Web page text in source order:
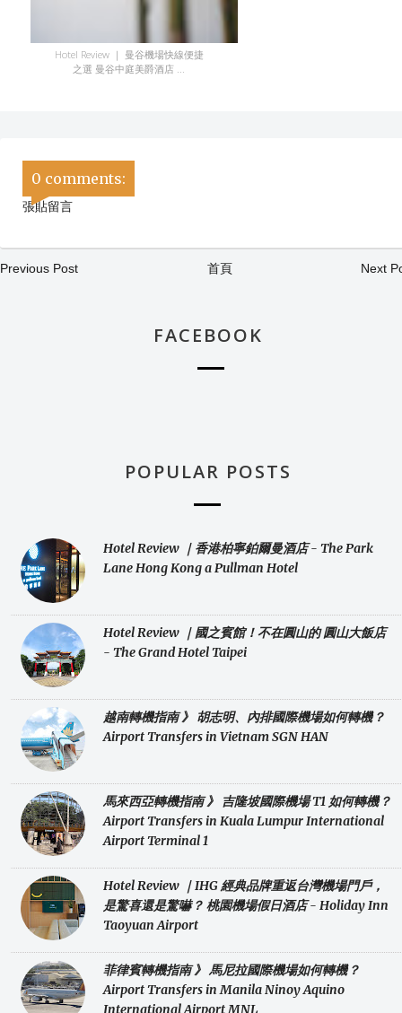
Hotel Review ｜ 曼谷機場快線便捷
之選 曼谷中庭美爵酒店 ...
0 comments:
張貼留言
Previous Post 首頁 Next
FACEBOOK
POPULAR POSTS
Hotel Review ｜香港柏寧鉑爾曼酒店 - The Park
Lane Hong Kong a Pullman Hotel
Hotel Review ｜國之賓館！不在圓山的 圓山大飯店
- The Grand Hotel Taipei
越南轉機指南 》 胡志明、內排國際機場如何轉機？
Airport Transfers in Vietnam SGN HAN
馬來西亞轉機指南 》 吉隆坡國際機場 T1 如何轉機？
Airport Transfers in Kuala Lumpur International
Airport Terminal 1
Hotel Review ｜IHG 經典品牌重返台灣機場門戶，
是驚喜還是驚嚇？ 桃園機場假日酒店 - Holiday Inn
Taoyuan Airport
菲律賓轉機指南 》 馬尼拉國際機場如何轉機？
Airport Transfers in Manila Ninoy Aquino
International Airport MNL